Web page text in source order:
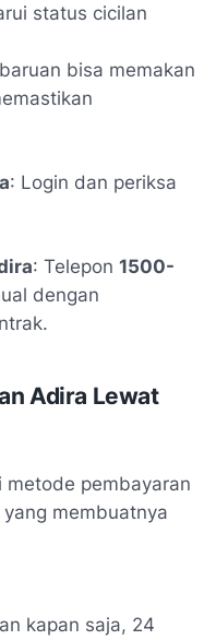
status cicilan
bisa memakan
: Login dan periksa
: Telepon 1500-
dengan
Adira Lewat
metode pembayaran
membuatnya
kapan saja, 24